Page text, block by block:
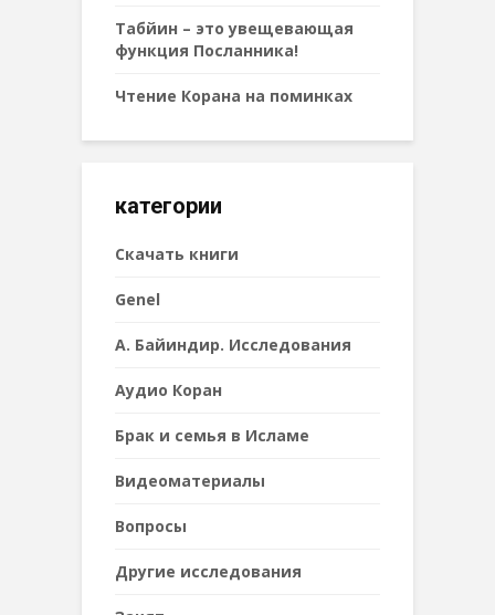
Табйин – это увещевающая
функция Посланника!
Чтение Корана на поминках
категории
Cкачать книги
Genel
А. Байиндир. Исследования
Аудио Коран
Брак и семья в Исламе
Видеоматериалы
Вопросы
Другие исследования